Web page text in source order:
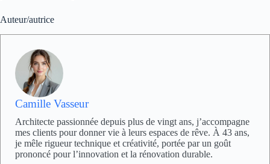
Auteur/autrice
Camille Vasseur
Architecte passionnée depuis plus de vingt ans, j’accompagne
mes clients pour donner vie à leurs espaces de rêve. À 43 ans,
je mêle rigueur technique et créativité, portée par un goût
prononcé pour l’innovation et la rénovation durable.